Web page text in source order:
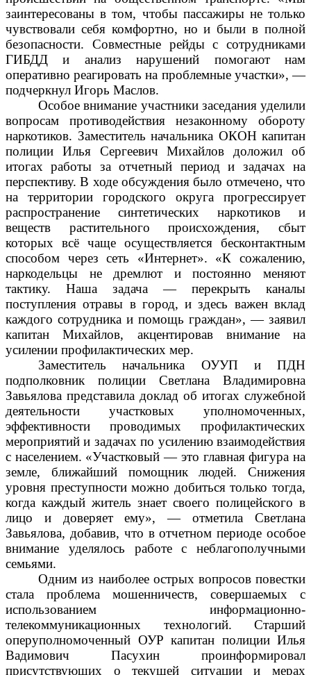
заинтересованы в том, чтобы пассажиры не только
чувствовали себя комфортно, но и были в полной
безопасности. Совместные рейды с сотрудниками
ГИБДД и анализ нарушений помогают нам
оперативно реагировать на проблемные участки», —
подчеркнул Игорь Маслов.
Особое внимание участники заседания уделили
вопросам противодействия незаконному обороту
наркотиков. Заместитель начальника ОКОН капитан
полиции Илья Сергеевич Михайлов доложил об
итогах работы за отчетный период и задачах на
перспективу. В ходе обсуждения было отмечено, что
на территории городского округа прогрессирует
распространение синтетических наркотиков и
веществ растительного происхождения, сбыт
которых всё чаще осуществляется бесконтактным
способом через сеть «Интернет». «К сожалению,
наркодельцы не дремлют и постоянно меняют
тактику. Наша задача — перекрыть каналы
поступления отравы в город, и здесь важен вклад
каждого сотрудника и помощь граждан», — заявил
капитан Михайлов, акцентировав внимание на
усилении профилактических мер.
Заместитель начальника ОУУП и ПДН
подполковник полиции Светлана Владимировна
Завьялова представила доклад об итогах служебной
деятельности участковых уполномоченных,
эффективности проводимых профилактических
мероприятий и задачах по усилению взаимодействия
с населением. «Участковый — это главная фигура на
земле, ближайший помощник людей. Снижения
уровня преступности можно добиться только тогда,
когда каждый житель знает своего полицейского в
лицо и доверяет ему», — отметила Светлана
Завьялова, добавив, что в отчетном периоде особое
внимание уделялось работе с неблагополучными
семьями.
Одним из наиболее острых вопросов повестки
стала проблема мошенничеств, совершаемых с
использованием информационно-
телекоммуникационных технологий. Старший
оперуполномоченный ОУР капитан полиции Илья
Вадимович Пасухин проинформировал
присутствующих о текущей ситуации и мерах